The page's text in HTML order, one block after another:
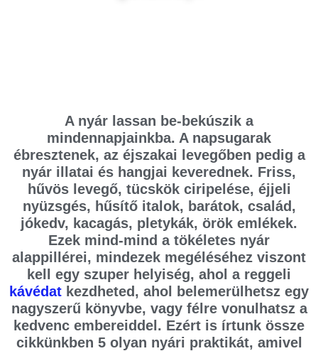
A nyár lassan be-bekúszik a
mindennapjainkba. A napsugarak
ébresztenek, az éjszakai levegőben pedig a
nyár illatai és hangjai keverednek. Friss,
hűvös levegő, tücskök ciripelése, éjjeli
nyüzsgés, hűsítő italok, barátok, család,
jókedv, kacagás, pletykák, örök emlékek.
Ezek mind-mind a tökéletes nyár
alappillérei, mindezek megéléséhez viszont
kell egy szuper helyiség, ahol a reggeli
kávédat kezdheted, ahol belemerülhetsz egy
nagyszerű könyvbe, vagy félre vonulhatsz a
kedvenc embereiddel. Ezért is írtunk össze
cikkünkben 5 olyan nyári praktikát, amivel